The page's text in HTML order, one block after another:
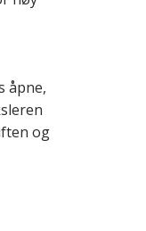
åpne,
og